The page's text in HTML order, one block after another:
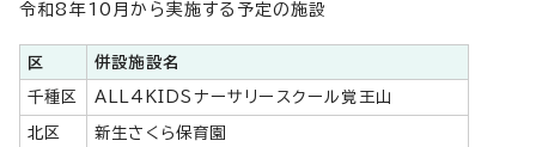
令和8年10月から実施する予定の施設
区 併設施設名
千種区 ALL4KIDSナーサリースクール覚王山
北区 新生さくら保育園